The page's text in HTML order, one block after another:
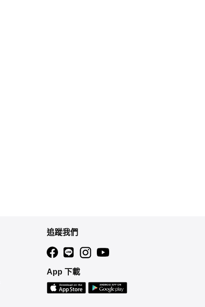
追蹤我們
App 下載